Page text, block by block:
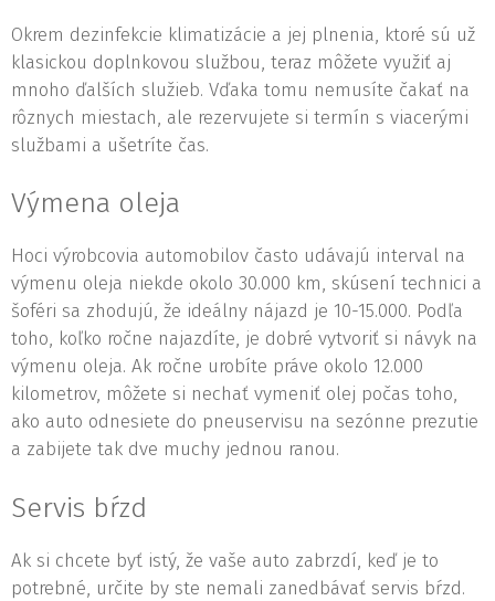
Okrem dezinfekcie klimatizácie a jej plnenia, ktoré sú už
klasickou doplnkovou službou, teraz môžete využiť aj
mnoho ďalších služieb. Vďaka tomu nemusíte čakať na
rôznych miestach, ale rezervujete si termín s viacerými
službami a ušetríte čas.
Výmena oleja
Hoci výrobcovia automobilov často udávajú interval na
výmenu oleja niekde okolo 30.000 km, skúsení technici a
šoféri sa zhodujú, že ideálny nájazd je 10-15.000. Podľa
toho, koľko ročne najazdíte, je dobré vytvoriť si návyk na
výmenu oleja. Ak ročne urobíte práve okolo 12.000
kilometrov, môžete si nechať vymeniť olej počas toho,
ako auto odnesiete do pneuservisu na sezónne prezutie
a zabijete tak dve muchy jednou ranou.
Servis bŕzd
Ak si chcete byť istý, že vaše auto zabrzdí, keď je to
potrebné, určite by ste nemali zanedbávať servis bŕzd.